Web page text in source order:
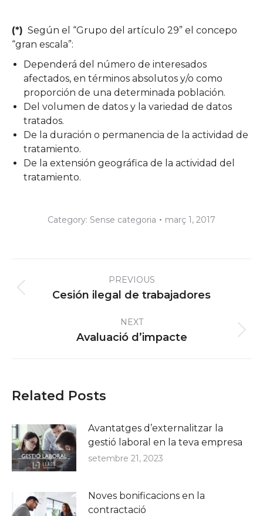
(*) Según el “Grupo del artículo 29” el concepo
“gran escala”:
Dependerá del número de interesados
afectados, en términos absolutos y/o como
proporción de una determinada población.
Del volumen de datos y la variedad de datos
tratados.
De la duración o permanencia de la actividad de
tratamiento.
De la extensión geográfica de la actividad del
tratamiento.
Category: Sense categoria març 1, 2017
navigationPREVIOUS
Previous
Cesión ilegal de trabajadores
NEXT
Next
Avaluació d’impacte
Related Posts
Avantatges d’externalitzar la
gestió laboral en la teva empresa
setembre 21, 2023
Noves bonificacions en la
contractació